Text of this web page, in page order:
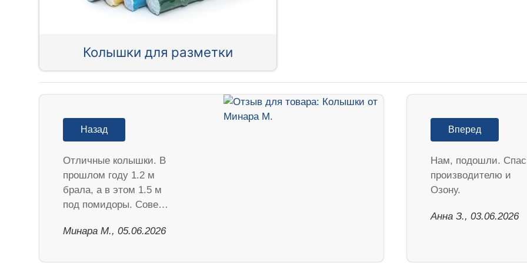
Колышки для разметки
Назад
Отличные колышки. В
прошлом году 1.2 м
брала, а в этом 1.5 м
под помидоры. Сове…
Минара М., 05.06.2026
Вперед
Нам, подошли.
производителю и
Озону.
Анна З., 03.06.2026